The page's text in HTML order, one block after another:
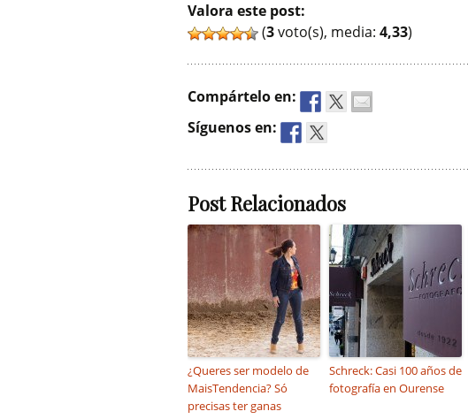
Valora este post:
(3voto(s), media: 4,33)
Compártelo en:
Síguenos en:
Post Relacionados
¿Queres ser modelo de
MaisTendencia? Só
precisas ter ganas
Schreck: Casi 100 años de
fotografía en Ourense